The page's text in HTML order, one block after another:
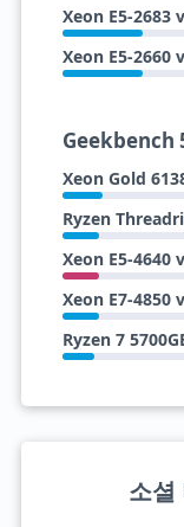
Xeon E5-2683
Xeon E5-2660
Geekbench
Xeon Gold
Ryzen
Xeon E5-4640
Xeon E7-4850
Ryzen 7
소셜